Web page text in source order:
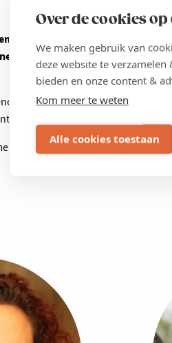
Over de cookies
We maken gebruik van
deze website te
bieden en onze content &
Kom meer te weten
Alle cookies toestaan
beleidsmakersdie werken
center, showroom,
halen uit deze sessie waardevolle
experience, learning, sales of